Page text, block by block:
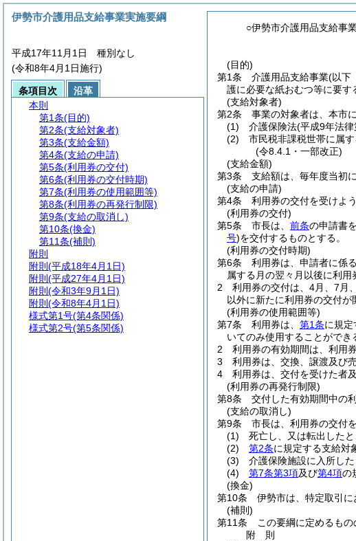
○伊勢市介護用品支給事
(目的)
第1条
介護用品支給事業(以下
護に必要な紙おむつ等に要す
(支給対象者)
第2条
事業の対象者は、本市
(1)
介護保険法(平成9年法
(2)
市民税非課税世帯に属
(令8.4.1・一部改正)
(支給金額)
第3条
支給額は、毎年度当初
(支給の申請)
第4条
利用券の交付を受けよ
(利用券の交付)
第5条
市長は、 前条の申請書
号)を交付するものとする。
(利用券の交付時期)
第6条
利用券は、申請者に係
属する月の翌々月以後に利
2
利用券の交付は、4月、7月
以外に新たに利用券の交付
(利用券の使用範囲等)
第7条
利用券は、 第1条に規定
いてのみ使用することができ
2
利用券の有効期間は、利用
3
利用券は、交換、譲渡及び
4
利用券は、交付を受けた者
(利用券の再発行制限)
第8条
交付した有効期間中の
(支給の取消し)
第9条
市長は、利用券の交付
(1)
死亡し、又は転出したと
(2)
第2条に規定する支給対
(3)
介護保険施設に入所した
(4)
第7条第3項及び第4項の
(換金)
第10条
伊勢市は、特定取引
(補則)
第11条
この要綱に定めるも
附 則
伊勢市介護用品支給事業実施要綱
平成17年11月1日 種別なし
(令和8年4月1日施行)
条項目次
沿革
本則
第1条(目的)
第2条(支給対象者)
第3条(支給金額)
第4条(支給の申請)
第5条(利用券の交付)
第6条(利用券の交付時期)
第7条(利用券の使用範囲等)
第8条(利用券の再発行制限)
第9条(支給の取消し)
第10条(換金)
第11条(補則)
附則
附則 (平成18年4月1日)
附則 (平成27年4月1日)
附則 (令和3年9月1日)
附則 (令和8年4月1日)
様式第1号(第4条関係)
様式第2号(第5条関係)